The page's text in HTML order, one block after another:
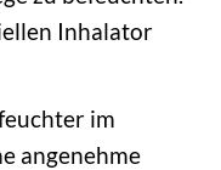
Inhalator
im
angenehme